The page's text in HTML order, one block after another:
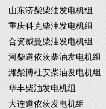
山东济柴柴油发电机组
重庆科克柴油发电机组
合资威曼柴油发电机组
河柴道依茨柴油发电机组
潍柴博杜安柴油发电机组
华丰柴油发电机组
大连道依茨发电机组